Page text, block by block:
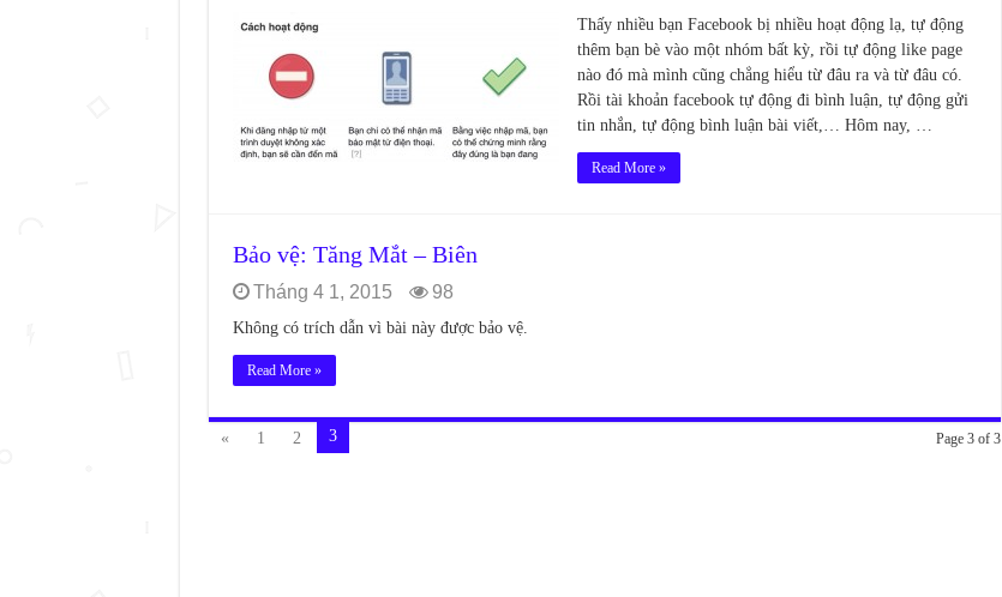
Thấy nhiều bạn Facebook bị nhiều hoạt động lạ, tự động
thêm bạn bè vào một nhóm bất kỳ, rồi tự động like page
nào đó mà mình cũng chẳng hiểu từ đâu ra và từ đâu có.
Rồi tài khoản facebook tự động đi bình luận, tự động gửi
tin nhắn, tự động bình luận bài viết,… Hôm nay, …
Read More »
Bảo vệ: Tăng Mắt – Biên
Tháng 4 1, 2015 98
Không có trích dẫn vì bài này được bảo vệ.
Read More »
Page 3 of 3
« 1 2 3